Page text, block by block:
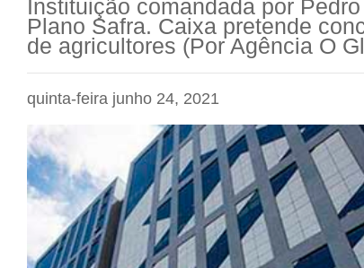
Instituição comandada por
Plano Safra. Caixa pretende
de agricultores (Por Agência O
quinta-feira junho 24, 2021